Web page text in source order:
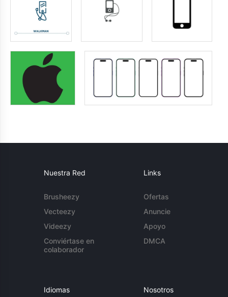
Nuestra Red
Brusheezy
Vecteezy
Videezy
Conviértase en
colaborador
Links
Ofertas
Anuncie
Apoyo
DMCA
Idiomas Nosotros